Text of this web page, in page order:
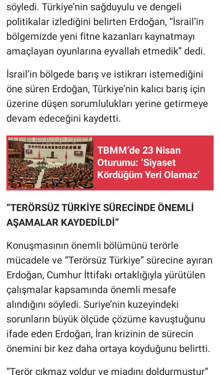
söyledi. Türkiye’nin sağduyulu ve dengeli
politikalar izlediğini belirten Erdoğan, “İsrail’in
bölgemizde yeni fitne kazanları kaynatmayı
amaçlayan oyunlarına eyvallah etmedik” dedi.
İsrail’in bölgede barış ve istikrarı istemediğini
öne süren Erdoğan, Türkiye’nin kalıcı barış için
üzerine düşen sorumlulukları yerine getirmeye
devam edeceğini kaydetti.
TBMM’de 23 Nisan
Oturumu: ‘Siyaset
Kördüğüm Yeri Olamaz’
“TERÖRSÜZ TÜRKİYE SÜRECİNDE ÖNEMLİ
AŞAMALAR KAYDEDİLDİ”
Konuşmasının önemli bölümünü terörle
mücadele ve “Terörsüz Türkiye” sürecine ayıran
Erdoğan, Cumhur İttifakı ortaklığıyla yürütülen
çalışmalar kapsamında önemli mesafe
alındığını söyledi. Suriye’nin kuzeyindeki
sorunların büyük ölçüde çözüme kavuştuğunu
ifade eden Erdoğan, İran krizinin de sürecin
önemini bir kez daha ortaya koyduğunu belirtti.
“Terör çıkmaz yoldur ve miadını doldurmuştur”